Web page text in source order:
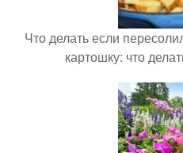
Что делать если
картошку: что